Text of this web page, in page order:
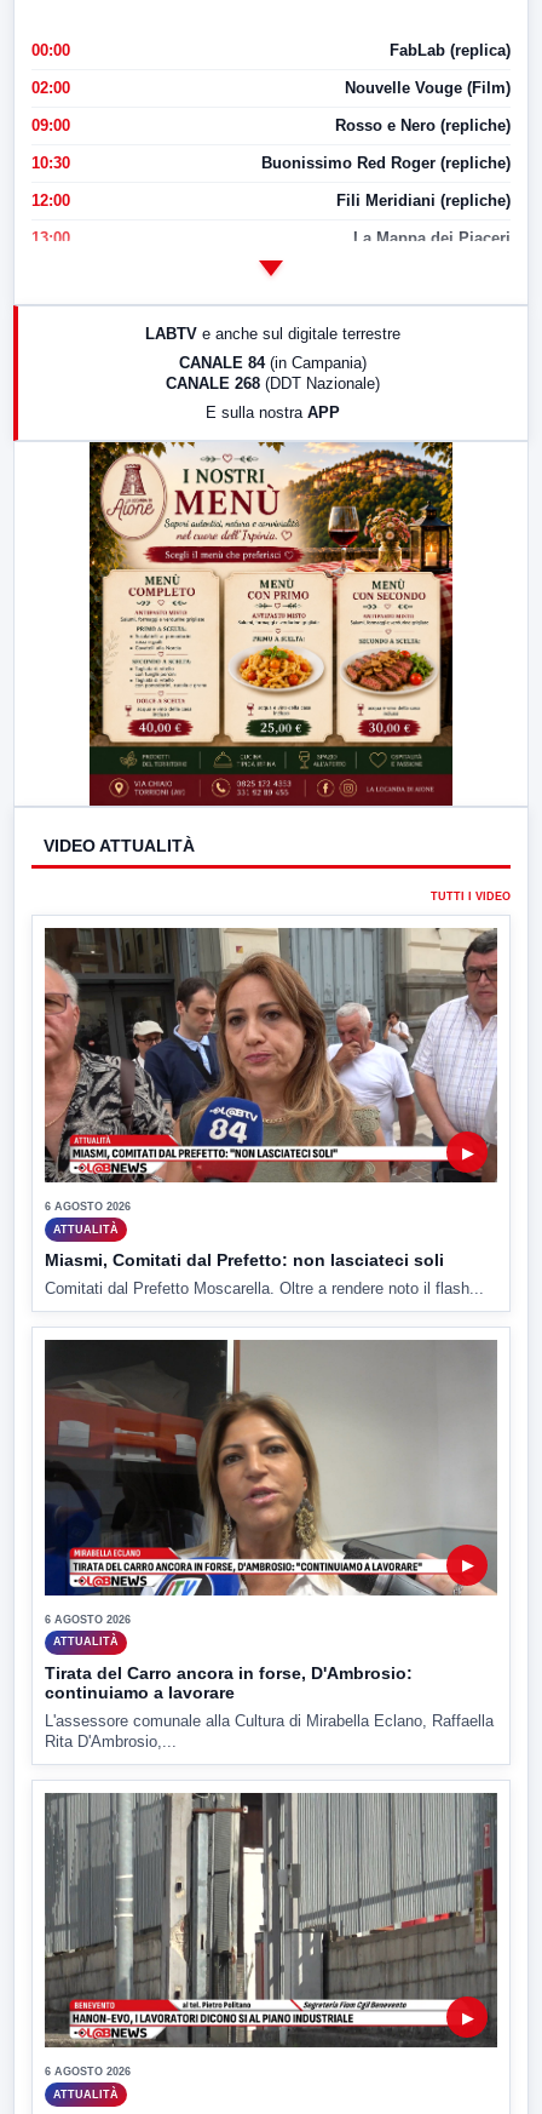
00:00 FabLab (replica)
02:00 Nouvelle Vouge (Film)
09:00 Rosso e Nero (repliche)
10:30 Buonissimo Red Roger (repliche)
12:00 Fili Meridiani (repliche)
13:00 La Mappa dei Piaceri
LabNews (replica)
LABTV e anche sul digitale terrestre
CANALE 84 (in Campania)
CANALE 268 (DDT Nazionale)
E sulla nostra APP
VIDEO ATTUALITÀ
TUTTI I VIDEO
▶
6 AGOSTO 2026
ATTUALITÀ
Miasmi, Comitati dal Prefetto: non lasciateci soli
Comitati dal Prefetto Moscarella. Oltre a rendere noto il flash...
▶
6 AGOSTO 2026
ATTUALITÀ
Tirata del Carro ancora in forse, D'Ambrosio:
continuiamo a lavorare
L'assessore comunale alla Cultura di Mirabella Eclano, Raffaella
Rita D'Ambrosio,...
▶
6 AGOSTO 2026
ATTUALITÀ